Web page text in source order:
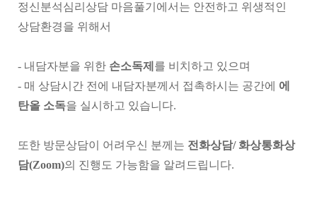
정신분석심리상담 마음풀기에서는 안전하고 위생적인
상담환경을 위해서
- 내담자분을 위한 손소독제 를 비치하고 있으며
- 매 상담시간 전에 내담자분께서 접촉하시는 공간에 에
탄올 소독을 실시하고 있습니다.
또한 방문상담이 어려우신 분께는 전화상담/ 화상통화상
담(Zoom)의 진행도 가능함을 알려드립니다.